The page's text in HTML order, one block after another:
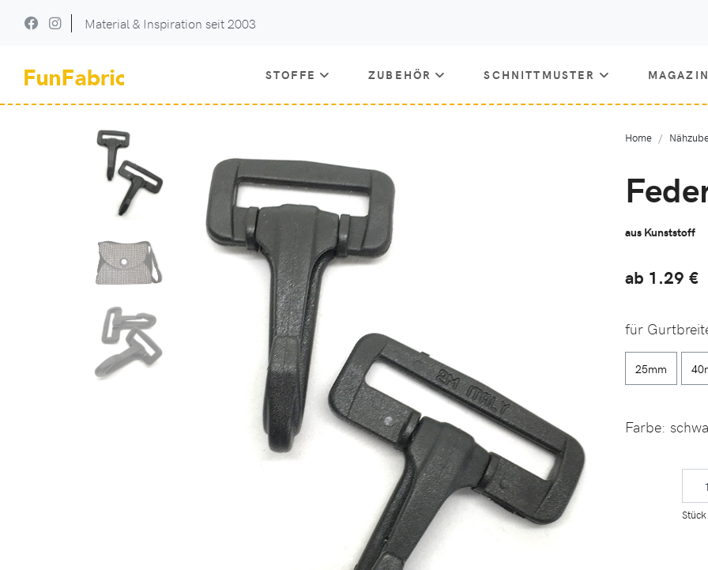
Material & Inspiration seit 2003
STOFFE ZUBEHÖR SCHNITTMUSTER MAGAZIN
Home
aus Kunststoff
ab 1.29 €
für
25mm
Farbe:
Stück